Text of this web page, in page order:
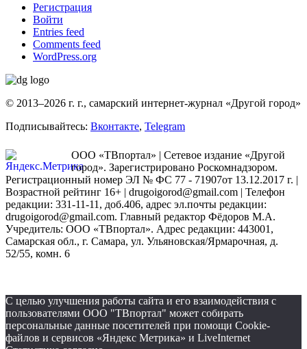
Регистрация
Войти
Entries feed
Comments feed
WordPress.org
© 2013–2026 г. г., самарский интернет-журнал «Другой город»
Подписывайтесь: Вконтакте, Telegram
ООО «ТВпортал» | Сетевое издание «Другой
город». Зарегистрировано Роскомнадзором.
Регистрационный номер ЭЛ № ФС 77 - 71907от 13.12.2017 г. |
Возрастной рейтинг 16+ | drugoigorod@gmail.com | Телефон
редакции: 331-11-11, доб.406, адрес эл.почты редакции:
drugoigorod@gmail.com. Главный редактор Фёдоров М.А.
Учредитель: ООО «ТВпортал». Адрес редакции: 443001,
Самарская обл., г. Самара, ул. Ульяновская/Ярмарочная, д.
52/55, комн. 6
С целью улучшения работы сайта и его взаимодействия с
пользователями ООО "ТВпортал" может собирать
персональные данные посетителей при помощи Cookie-
файлов и сервисов «Яндекс Метрика» и LiveInternet